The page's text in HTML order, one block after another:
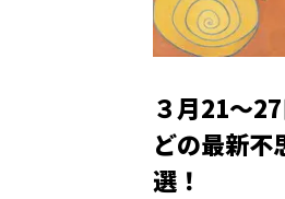
３月21〜
どの最新不
選！